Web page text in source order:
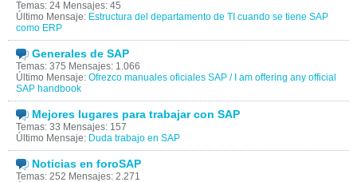
Temas: 24 Mensajes: 45
Último Mensaje: Estructura del departamento de TI cuando se tiene SAP
como ERP
Generales de SAP
Temas: 375 Mensajes: 1.066
Último Mensaje: Ofrezco manuales oficiales SAP / I am offering any official
SAP handbook
Mejores lugares para trabajar con SAP
Temas: 33 Mensajes: 157
Último Mensaje: Duda trabajo en SAP
Noticias en foroSAP
Temas: 252 Mensajes: 2.271